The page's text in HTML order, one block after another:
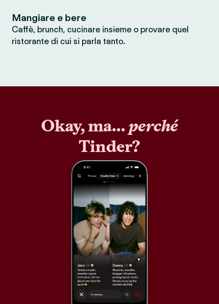
Mangiare e bere
Caffè, brunch, cucinare insieme o provare quel
ristorante di cui si parla tanto.
Okay, ma…perché
Tinder?